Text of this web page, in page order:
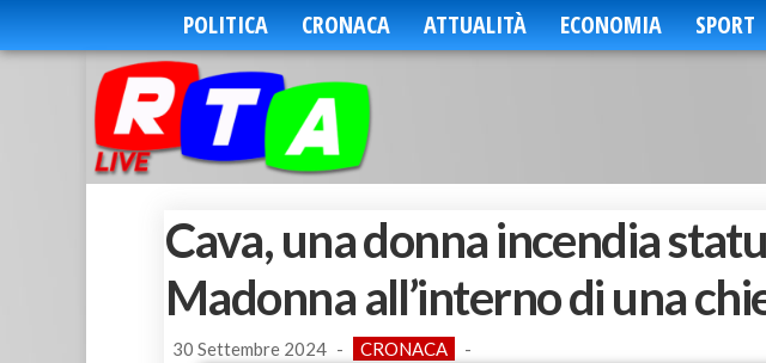
POLITICA CRONACA ATTUALITÀ ECONOMIA SPORT
Cava, una donna incendia
Madonna all’interno di una
30 Settembre 2024 - CRONACA -